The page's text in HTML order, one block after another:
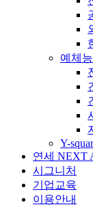
예체능
Y-
연세 NEXT
시그니처
기업교육
이용안내